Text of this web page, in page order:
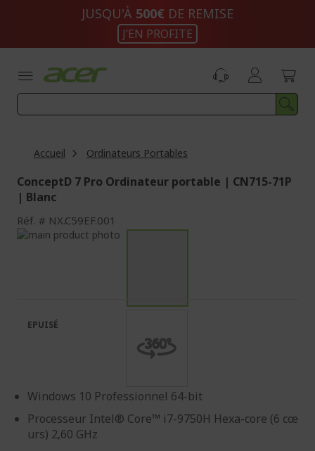
JUSQU'À 500€ DE REMISE
J’EN PROFITE
Accueil Ordinateurs Portables
ConceptD 7 Pro Ordinateur portable | CN715-71P
| Blanc
Réf. NX.C59EF.001
Passer
galerie
d’images
Galerie
d’images
Windows 10 Professionnel 64-bit
Processeur Intel® Core™ i7-9750H Hexa-core (6 cœ
urs) 2,60 GHz
EPUISÉ